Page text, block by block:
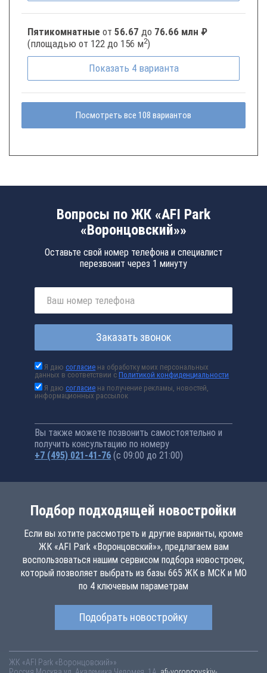
Пятикомнатные от 56.67 до 76.66 млн ₽
(площадью от 122 до 156 м2)
Показать 4 варианта
Посмотреть все 108 вариантов
Вопросы по ЖК «AFI Park
«Воронцовский»»
Оставьте свой номер телефона и специалист
перезвонит через 1 минуту
Заказать звонок
Я даюсогласие на обработку моих персональных
данных в соответствии сПолитикой конфиденциальности
Я даюсогласие на получение рекламы, новостей,
информационных рассылок
Вы также можете позвонить самостоятельно и
получить консультацию по номеру
+7 (495) 021-41-76 (с 09:00 до 21:00)
Подбор подходящей новостройки
Если вы хотите рассмотреть и другие варианты, кроме
ЖК «AFI Park «Воронцовский»», предлагаем вам
воспользоваться нашим сервисом подбора новостроек,
который позволяет выбрать из базы 665 ЖК в МСК и МО
по 4 ключевым параметрам
Подобрать новостройку
ЖК «AFI Park «Воронцовский»»